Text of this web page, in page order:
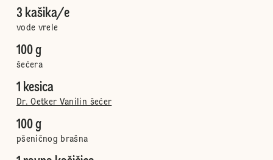
3 kašika/e
vode vrele
100 g
šećera
1 kesica
Dr. Oetker Vanilin šećer
100 g
pšeničnog brašna